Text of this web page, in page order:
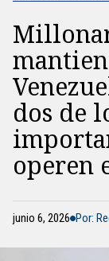
dos de
operen
junio 6, 2026 Por: